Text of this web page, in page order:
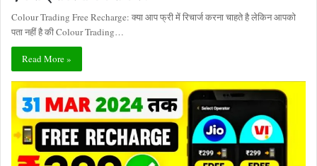
Colour Trading Free Recharge: क्या आप फ्री में रिचार्ज करना चाहते है लेकिन आपको
पता नहीं है की Colour Trading…
Read More »